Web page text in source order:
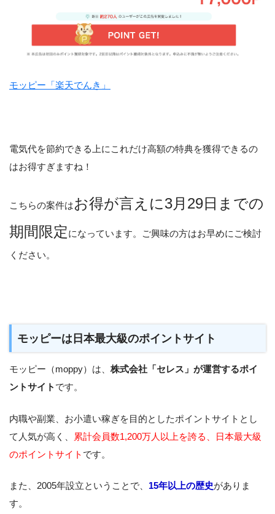
モッピー「楽天でんき」
電気代を節約できる上にこれだけ高額の特典を獲得できるの
はお得すぎますね！
こちらの案件はお得が言えに3月29日までの
期間限定になっています。ご興味の方はお早めにご検討
ください。
モッピーは日本最大級のポイントサイト
モッピー（moppy）は、 株式会社「セレス」が運営するポイ
ントサイト です。
内職や副業、お小遣い稼ぎを目的としたポイントサイトとし
て人気が高く、
累計会員数1,200万人以上を誇る、日本最大級
のポイントサイト です。
また、2005年設立ということで、 15年以上の歴史がありま
す。